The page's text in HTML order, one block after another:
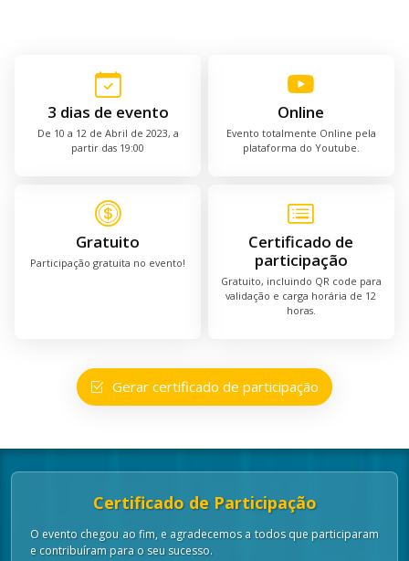
3 dias de evento
De 10 a 12 de Abril de 2023, a
partir das 19:00
Online
Evento totalmente Online pela
plataforma do Youtube.
Gratuito
Participação gratuita no evento!
Certificado de
participação
Gratuito, incluindo QR code para
validação e carga horária de 12
horas.
Gerar certificado de participação
Certificado de Participação
O evento chegou ao fim, e agradecemos a todos que participaram
e contribuíram para o seu sucesso.